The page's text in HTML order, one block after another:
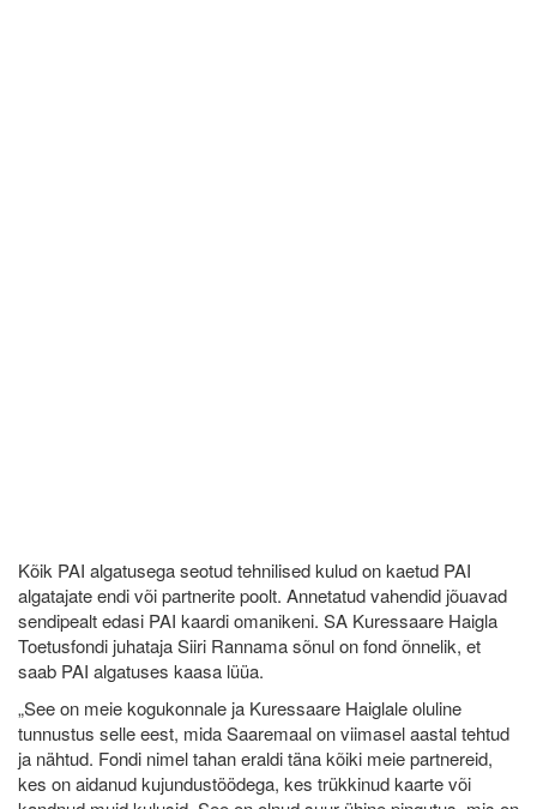
Kõik PAI algatusega seotud tehnilised kulud on kaetud PAI
algatajate endi või partnerite poolt. Annetatud vahendid jõuavad
sendipealt edasi PAI kaardi omanikeni. SA Kuressaare Haigla
Toetusfondi juhataja Siiri Rannama sõnul on fond õnnelik, et
saab PAI algatuses kaasa lüüa.
„See on meie kogukonnale ja Kuressaare Haiglale oluline
tunnustus selle eest, mida Saaremaal on viimasel aastal tehtud
ja nähtud. Fondi nimel tahan eraldi täna kõiki meie partnereid,
kes on aidanud kujundustöödega, kes trükkinud kaarte või